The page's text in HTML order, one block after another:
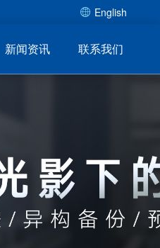
English
新闻资讯 联系我们